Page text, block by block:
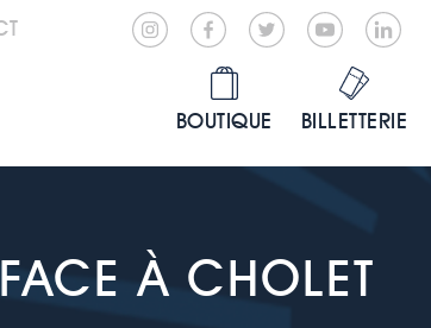
BOUTIQUE BILLETTERIE
À CHOLET